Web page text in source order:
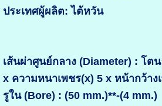
ประเทศผู้ผลิต: ไต้หวัน
เส้นผ่าศูนย์กลาง (Diameter) : โต
x ความหนาเพชร(x) 5 x หน้ากว้าง
รูใน (Bore) : (50 mm.)**-(4 mm.)